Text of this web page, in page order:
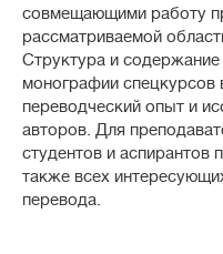
совмещающими работу
рассматриваемой
Структура и
монографии
переводческий опыт и
авторов. Для
студентов и аспирантов
также всех
перевода.